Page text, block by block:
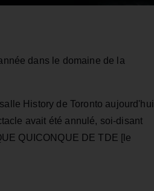
dans le domaine de la
History de Toronto aujourd'hui
avait été annulé, soi-disant
QUICONQUE DE TDE [le